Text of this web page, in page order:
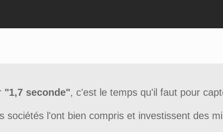
"1,7 seconde", c'est le temps qu'il faut pour
sociétés l'ont bien compris et investissent des